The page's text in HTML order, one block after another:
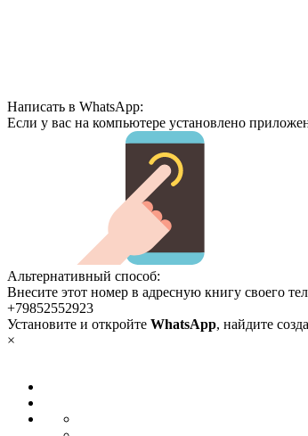
Написать в WhatsApp:
Если у вас на компьютере установлено
Альтернативный способ:
Внесите этот номер в адресную книгу своего
+79852552923
Установите и откройте WhatsApp, найдите
×